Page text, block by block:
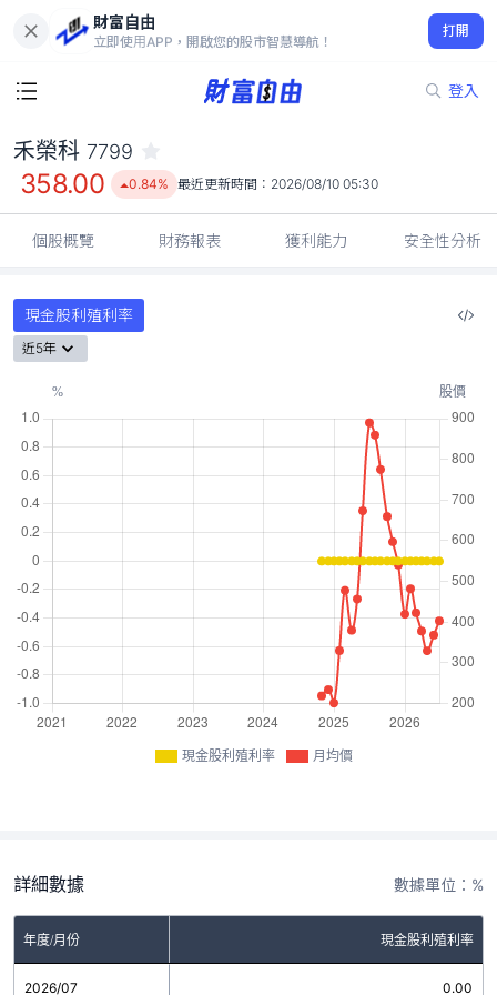
財富自由
立即使用APP，開啟您的股市智慧導航！
打開
登入
358.00
0.84%
禾榮科 7799
358.00 0.84% 最近更新時間： 2026/08/10 05:30
個股概覽 財務報表 獲利能力 安全性分析
現金股利殖利率
近5年
現金股利殖利率 月均價
詳細數據 數據單位：%
年度/月份 現金股利殖利率
2026/07 0.00